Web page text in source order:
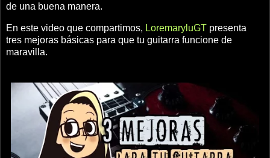
de una buena manera.
En este video que compartimos, LoremaryluGT presenta
tres mejoras básicas para que tu guitarra funcione de
maravilla.